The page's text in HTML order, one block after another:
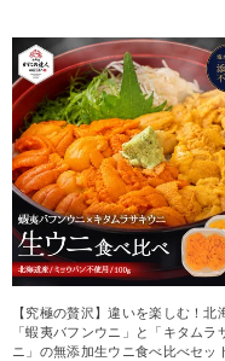
【究極の贅沢】違いを楽しむ！北
「蝦夷バフンウニ」と「キタムラ
ニ」の無添加生ウニ食べ比べセッ